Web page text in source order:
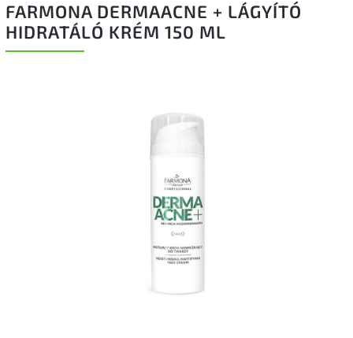
FARMONA DERMAACNE + LÁGYÍTÓ
HIDRATÁLÓ KRÉM 150 ML